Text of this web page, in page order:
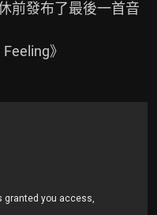
前發布了最後一首音